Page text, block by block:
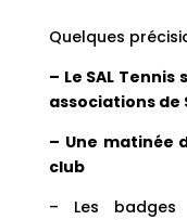
Quelques
– Le SAL
associations de
– Une matinée
club
– Les badges